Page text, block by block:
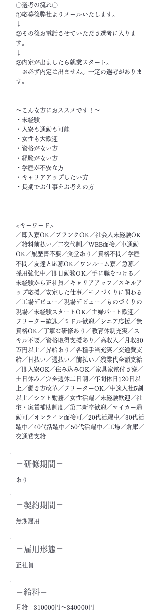
〇選考の流れ〇
①応募後弊社よりメールいたします。
↓
②その後お電話させていただき選考に入りま
す。
↓
③内定が出ましたら就業スタート。
※必ず内定は出ません。一定の選考がありま
す。
～こんな方におススメです！～
・未経験
・入寮も通勤も可能
・女性も大歓迎
・資格がない方
・経験がない方
・学歴が不安な方
・キャリアアップしたい方
・長期でお仕事をお考えの方
<キーワード>
／即入寮OK／ブランクOK／社会人未経験OK
／給料前払い／二交代制／WEB面接／車通勤
OK／履歴書不要／食堂あり／資格不問／学歴
不問／友達と応募OK／ワンルーム寮／急募／
採用強化中／即日勤務OK／手に職をつける／
未経験から正社員／キャリアアップ／スキルア
ップ応援／安定した仕事／モノづくりに関わる
／工場デビュー／現場デビュー／ものづくりの
現場／未経験スタートOK／主婦パート歓迎／
フリーター歓迎／ミドル歓迎／シニア応援／無
資格OK／丁寧な研修あり／教育体制充実／ス
キル不要／資格取得支援あり／高収入／月収30
万円以上／昇給あり／各種手当充実／交通費支
給／日払い／週払い／前払い／残業代全額支給
／即入寮OK／住み込みOK／家具家電付き寮／
土日休み／完全週休二日制／年間休日120日以
上／働き方改革／フリーターOK／中途入社5割
以上／シフト勤務／女性活躍／未経験歓迎／社
宅・家賃補助制度／第二新卒歓迎／マイカー通
勤可／オンライン面接可／20代活躍中／30代活
躍中／40代活躍中／50代活躍中／工場／倉庫／
交通費支給
＝​研修期間＝
あり
＝契約期間＝
無期雇用
＝雇用形態＝
正社員
＝給料＝
月給 310000円～340000円